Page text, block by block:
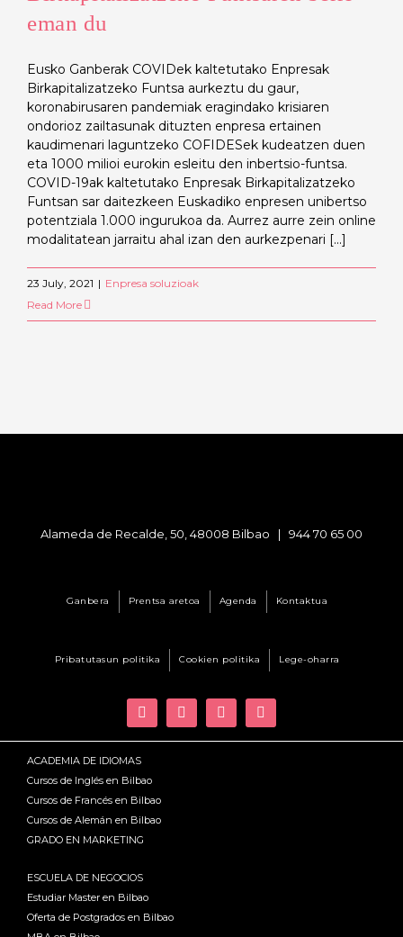
eman du
Eusko Ganberak COVIDek kaltetutako Enpresak
Birkapitalizatzeko Funtsa aurkeztu du gaur,
koronabirusaren pandemiak eragindako krisiaren
ondorioz zailtasunak dituzten enpresa ertainen
kaudimenari laguntzeko COFIDESek kudeatzen duen
eta 1000 milioi eurokin esleitu den inbertsio-funtsa.
COVID-19ak kaltetutako Enpresak Birkapitalizatzeko
Funtsan sar daitezkeen Euskadiko enpresen unibertso
potentziala 1.000 ingurukoa da. Aurrez aurre zein online
modalitatean jarraitu ahal izan den aurkezpenari [...]
23 July, 2021 | Enpresa soluzioak
Read More
Alameda de Recalde, 50, 48008 Bilbao | 944 70 65 00
Ganbera Prentsa aretoa Agenda Kontaktua
Pribatutasun politika Cookien politika Lege-oharra
ACADEMIA DE IDIOMAS
Cursos de Inglés en Bilbao
Cursos de Francés en Bilbao
Cursos de Alemán en Bilbao
GRADO EN MARKETING
ESCUELA DE NEGOCIOS
Estudiar Master en Bilbao
Oferta de Postgrados en Bilbao